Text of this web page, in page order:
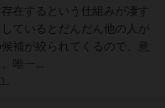
在するという仕組みが凄す
ているとだんだん他の人が
補が絞られてくるので、意
唯一...